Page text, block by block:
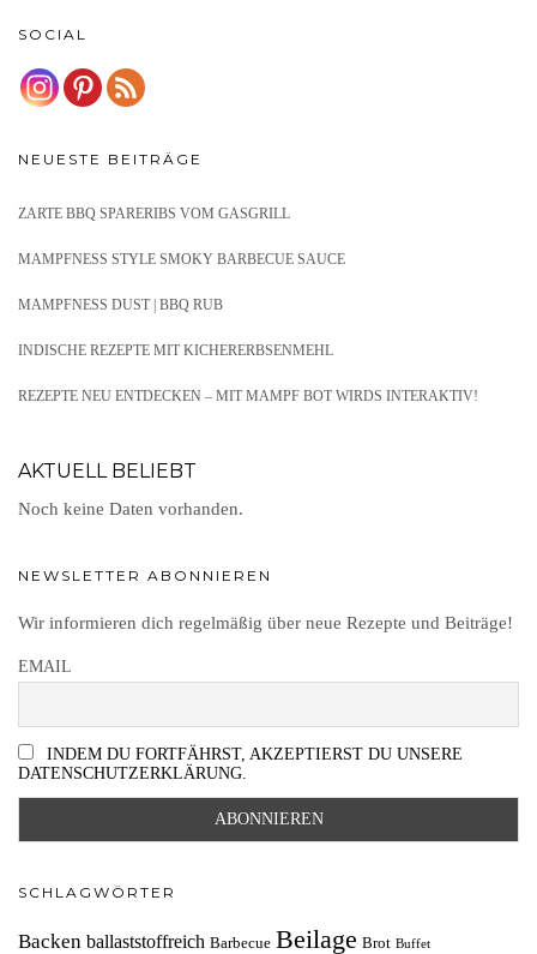
SOCIAL
NEUESTE BEITRÄGE
ZARTE BBQ SPARERIBS VOM GASGRILL
MAMPFNESS STYLE SMOKY BARBECUE SAUCE
MAMPFNESS DUST | BBQ RUB
INDISCHE REZEPTE MIT KICHERERBSENMEHL
REZEPTE NEU ENTDECKEN – MIT MAMPF BOT WIRDS INTERAKTIV!
AKTUELL BELIEBT
Noch keine Daten vorhanden.
NEWSLETTER ABONNIEREN
Wir informieren dich regelmäßig über neue Rezepte und Beiträge!
EMAIL
INDEM DU FORTFÄHRST, AKZEPTIERST DU UNSERE
DATENSCHUTZERKLÄRUNG.
SCHLAGWÖRTER
Backen ballaststoffreich Barbecue Beilage Brot Buffet